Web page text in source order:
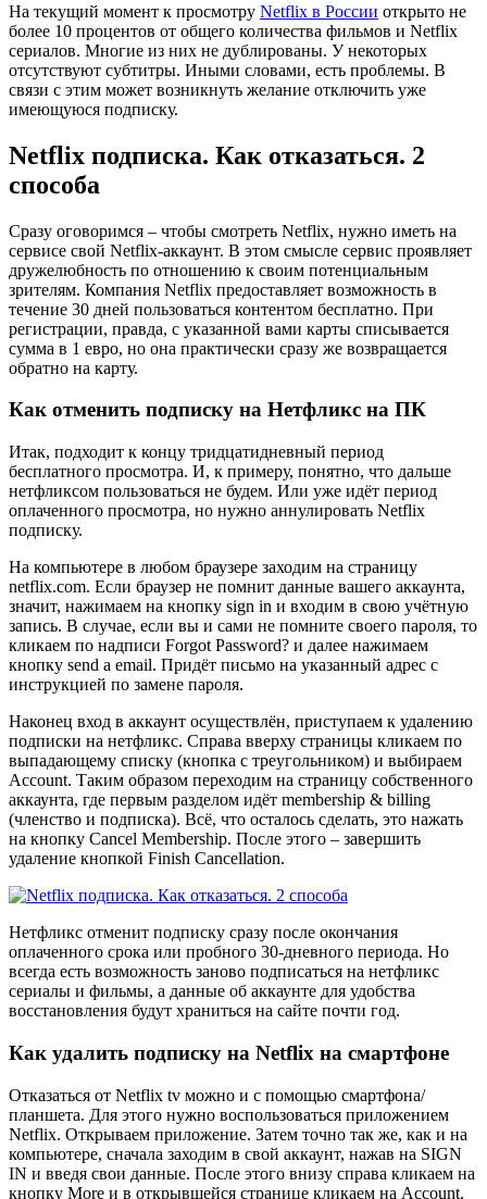
На текущий момент к просмотру Netflix в России открыто не
более 10 процентов от общего количества фильмов и Netflix
сериалов. Многие из них не дублированы. У некоторых
отсутствуют субтитры. Иными словами, есть проблемы. В
связи с этим может возникнуть желание отключить уже
имеющуюся подписку.
Netflix подписка. Как отказаться. 2
способа
Сразу оговоримся – чтобы смотреть Netflix, нужно иметь на
сервисе свой Netflix-аккаунт. В этом смысле сервис проявляет
дружелюбность по отношению к своим потенциальным
зрителям. Компания Netflix предоставляет возможность в
течение 30 дней пользоваться контентом бесплатно. При
регистрации, правда, с указанной вами карты списывается
сумма в 1 евро, но она практически сразу же возвращается
обратно на карту.
Как отменить подписку на Нетфликс на ПК
Итак, подходит к концу тридцатидневный период
бесплатного просмотра. И, к примеру, понятно, что дальше
нетфликсом пользоваться не будем. Или уже идёт период
оплаченного просмотра, но нужно аннулировать Netflix
подписку.
На компьютере в любом браузере заходим на страницу
netflix.com. Если браузер не помнит данные вашего аккаунта,
значит, нажимаем на кнопку sign in и входим в свою учётную
запись. В случае, если вы и сами не помните своего пароля, то
кликаем по надписи Forgot Password? и далее нажимаем
кнопку send a email. Придёт письмо на указанный адрес с
инструкцией по замене пароля.
Наконец вход в аккаунт осуществлён, приступаем к удалению
подписки на нетфликс. Справа вверху страницы кликаем по
выпадающему списку (кнопка с треугольником) и выбираем
Account. Таким образом переходим на страницу собственного
аккаунта, где первым разделом идёт membership & billing
(членство и подписка). Всё, что осталось сделать, это нажать
на кнопку Cancel Membership. После этого – завершить
удаление кнопкой Finish Cancellation.
Нетфликс отменит подписку сразу после окончания
оплаченного срока или пробного 30-дневного периода. Но
всегда есть возможность заново подписаться на нетфликс
сериалы и фильмы, а данные об аккаунте для удобства
восстановления будут храниться на сайте почти год.
Как удалить подписку на Netflix на смартфоне
Отказаться от Netflix tv можно и с помощью смартфона/
планшета. Для этого нужно воспользоваться приложением
Netflix. Открываем приложение. Затем точно так же, как и на
компьютере, сначала заходим в свой аккаунт, нажав на SIGN
IN и введя свои данные. После этого внизу справа кликаем на
кнопку More и в открывшейся странице кликаем на Account.